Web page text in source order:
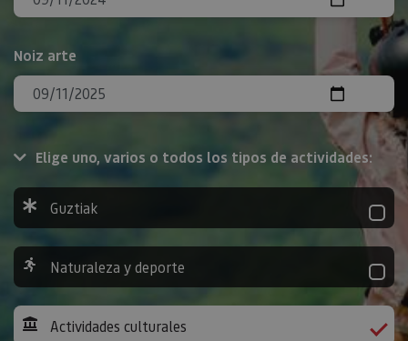
Noiz arte
Elige uno, varios o todos los tipos de actividades:
Guztiak
Naturaleza y deporte
Actividades culturales